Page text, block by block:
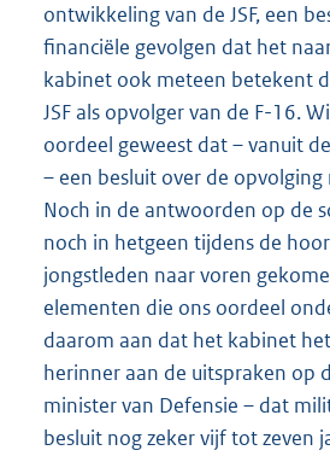
ontwikkeling van de JSF, een
financiële gevolgen dat het
kabinet ook meteen betekent
JSF als opvolger van de F-16.
oordeel geweest dat – vanuit
– een besluit over de
Noch in de antwoorden op de
noch in hetgeen tijdens de
jongstleden naar voren
elementen die ons oordeel
daarom aan dat het kabinet
herinner aan de uitspraken op
minister van Defensie – dat
besluit nog zeker vijf tot zeven